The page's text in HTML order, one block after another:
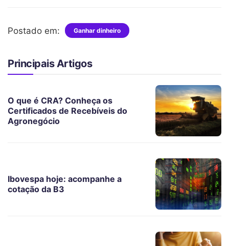
Postado em: Ganhar dinheiro
Principais Artigos
O que é CRA? Conheça os
Certificados de Recebíveis do
Agronegócio
Ibovespa hoje: acompanhe a
cotação da B3